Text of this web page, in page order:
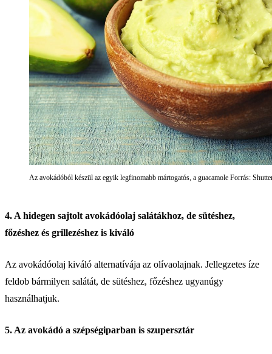
Az avokádóból készül az egyik legfinomabb mártogatós, a guacamole Forrás:
4. A hidegen sajtolt avokádóolaj salátákhoz, de sütéshez,
főzéshez és grillezéshez is kiváló
Az avokádóolaj kiváló alternatívája az olívaolajnak. Jellegzetes íze
feldob bármilyen salátát, de sütéshez, főzéshez ugyanúgy
használhatjuk.
5. Az avokádó a szépségiparban is szupersztár